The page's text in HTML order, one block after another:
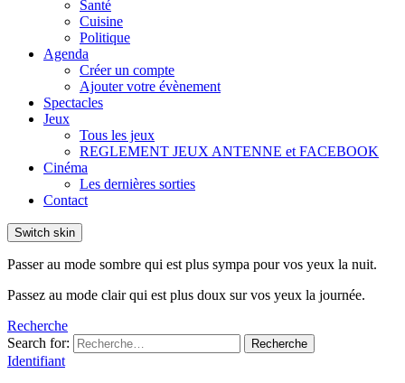
Santé
Cuisine
Politique
Agenda
Créer un compte
Ajouter votre évènement
Spectacles
Jeux
Tous les jeux
REGLEMENT JEUX ANTENNE et FACEBOOK
Cinéma
Les dernières sorties
Contact
Switch skin
Passer au mode sombre qui est plus sympa pour vos yeux la nuit.
Passez au mode clair qui est plus doux sur vos yeux la journée.
Recherche
Search for:
Recherche
Identifiant